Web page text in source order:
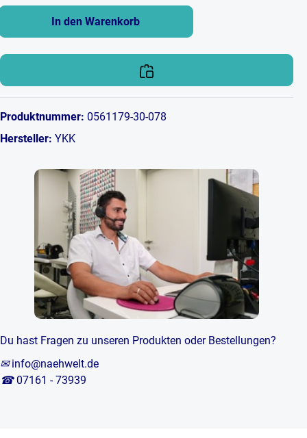
In den Warenkorb
Produktnummer: 0561179-30-078
Hersteller: YKK
Du hast Fragen zu unseren Produkten oder Bestellungen?
✉ info@naehwelt.de
☎ 07161 - 73939